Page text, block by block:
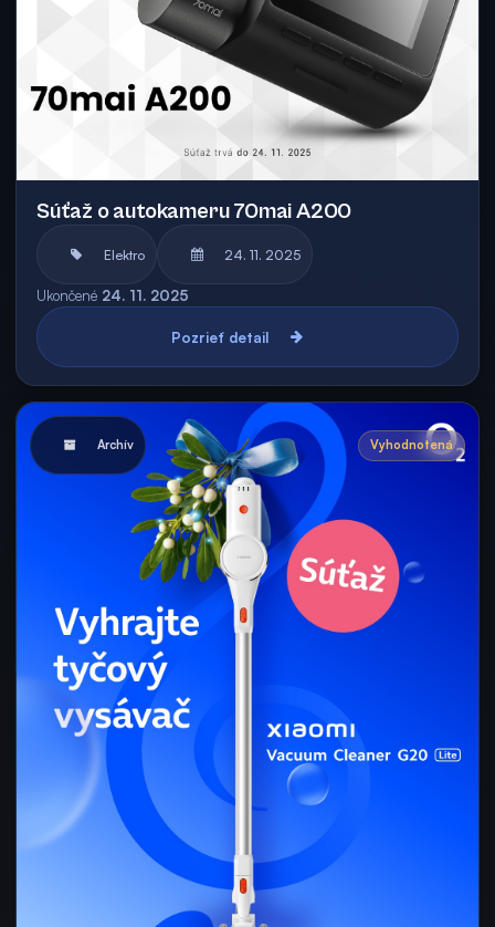
Súťaž o autokameru 70mai A200
Elektro 24. 11. 2025
Ukončené 24. 11. 2025
Pozrieť detail
Archív Vyhodnotená